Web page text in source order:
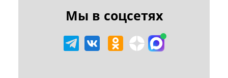
Мы в соцсетях